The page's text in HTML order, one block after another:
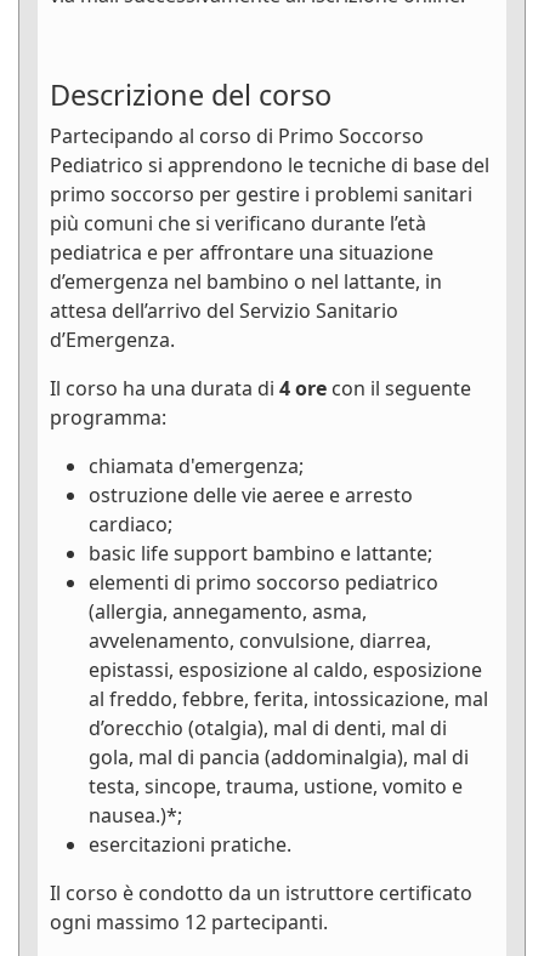
Descrizione del corso
Partecipando al corso di Primo Soccorso
Pediatrico si apprendono le tecniche di base del
primo soccorso per gestire i problemi sanitari
più comuni che si verificano durante l’età
pediatrica e per affrontare una situazione
d’emergenza nel bambino o nel lattante, in
attesa dell’arrivo del Servizio Sanitario
d’Emergenza.
Il corso ha una durata di 4 ore con il seguente
programma:
chiamata d'emergenza;
ostruzione delle vie aeree e arresto
cardiaco;
basic life support bambino e lattante;
elementi di primo soccorso pediatrico
(allergia, annegamento, asma,
avvelenamento, convulsione, diarrea,
epistassi, esposizione al caldo, esposizione
al freddo, febbre, ferita, intossicazione, mal
d’orecchio (otalgia), mal di denti, mal di
gola, mal di pancia (addominalgia), mal di
testa, sincope, trauma, ustione, vomito e
nausea.)*;
esercitazioni pratiche.
Il corso è condotto da un istruttore certificato
ogni massimo 12 partecipanti.